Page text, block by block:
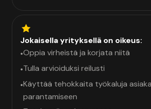
Jokaisella yrityksellä on oikeus:
•Oppia virheistä ja korjata niitä
•Tulla arvioiduksi reilusti
•Käyttää tehokkaita työkaluja
parantamiseen